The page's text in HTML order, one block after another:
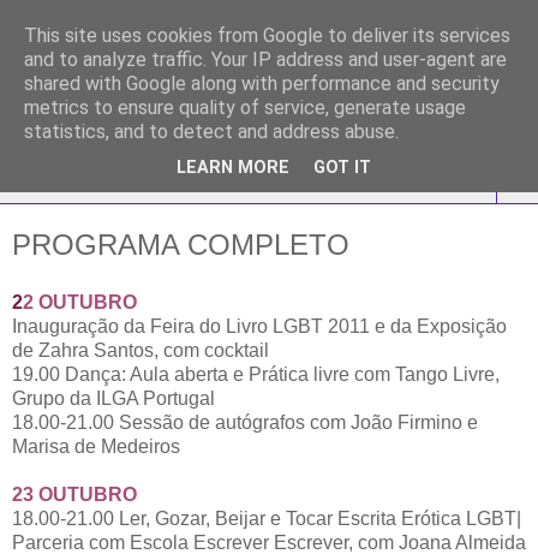
FEIRA DO LIVRO LGBT
2011
PROGRAMA COMPLETO
22 OUTUBRO
Inauguração da Feira do Livro LGBT 2011 e da Exposição
de Zahra Santos, com cocktail
19.00 Dança: Aula aberta e Prática livre com Tango Livre,
Grupo da ILGA Portugal
18.00-21.00 Sessão de autógrafos com João Firmino e
Marisa de Medeiros
23 OUTUBRO
18.00-21.00 Ler, Gozar, Beijar e Tocar Escrita Erótica LGBT|
Parceria com Escola Escrever Escrever, com Joana Almeida
This site uses cookies from Google to deliver its services
and to analyze traffic. Your IP address and user-agent are
shared with Google along with performance and security
metrics to ensure quality of service, generate usage
statistics, and to detect and address abuse.
LEARN MORE GOT IT